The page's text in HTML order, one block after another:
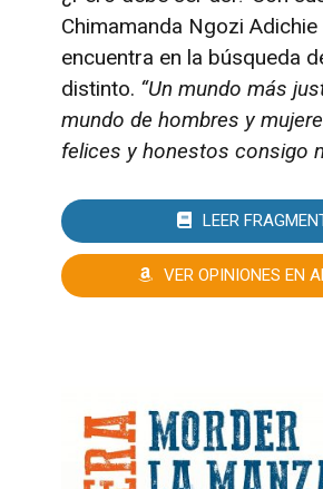
Chimamanda Ngozi Adichie
encuentra en la búsqueda
distinto. “Un mundo más
mundo de hombres y
felices y honestos consigo
LEER
VER OPINIONES EN